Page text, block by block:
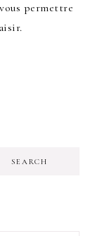
permettre